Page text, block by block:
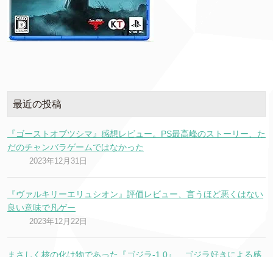
最近の投稿
『ゴーストオブツシマ』感想レビュー。PS最高峰のストーリー、た
だのチャンバラゲームではなかった
2023年12月31日
『ヴァルキリーエリュシオン』評価レビュー、言うほど悪くはない
良い意味で凡ゲー
2023年12月22日
まさしく核の化け物であった『ゴジラ-1.0』、ゴジラ好きによる感